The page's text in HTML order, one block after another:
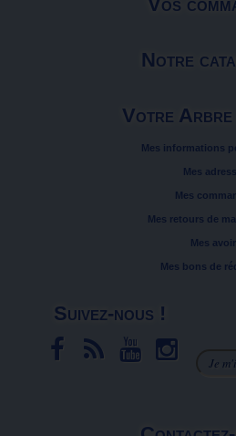
Notre
Votre Arbre
Mes informations
Mes
Mes
Mes retours de
Mes
Mes bons de
Suivez-nous !